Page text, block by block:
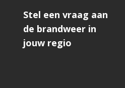
Stel een vraag aan
de brandweer in
jouw regio